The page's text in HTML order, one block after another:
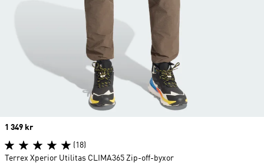
Price
1 349 kr
(18)
Terrex Xperior Utilitas CLIMA365 Zip-off-byxor